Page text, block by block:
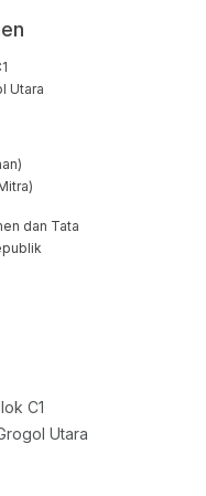
Utara
dan Tata
C1
Utara